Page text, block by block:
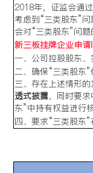
2018年，证监会通
考虑到“三类股东”
会对“三类股东”问
新三板挂牌企业申
一、公司控股股东、
二、确保“三类股东
三、存在上述情形
透式披露，同时要
东”中持有权益进行核
四、要求“三类股东